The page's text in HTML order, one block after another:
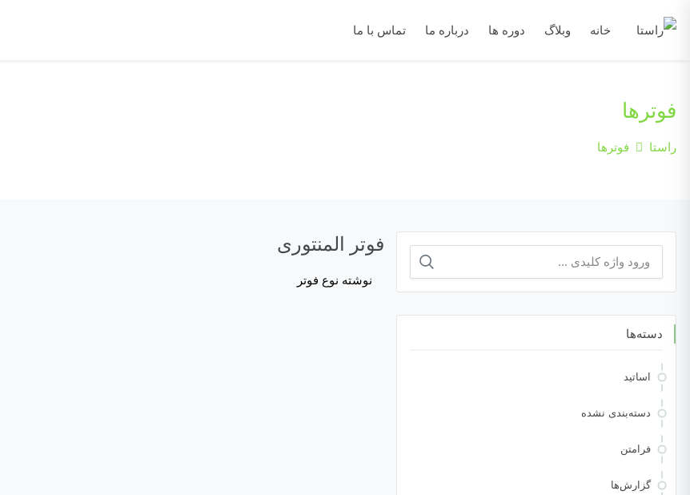
خانه وبلاگ دوره ها درباره ما تماس با ما
فوترها
راستا فوترها
فوتر المنتوری
نوشته نوع فوتر
جستجو
دسته‌ها
اساتید
دسته‌بندی نشده
فرامتن
گزارش‌ها